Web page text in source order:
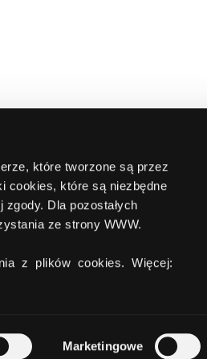
które tworzone są przez
cookies, które są niezbędne
zgody. Dla pozostałych
ze strony WWW.
z plików cookies. Więcej:
Marketingowe